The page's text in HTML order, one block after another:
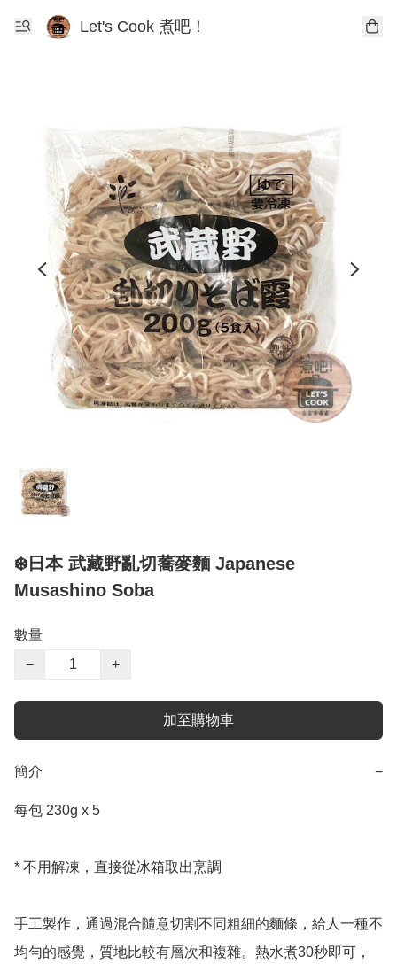
Let's Cook 煮吧！
❄️日本 武藏野亂切蕎麥麵 Japanese
Musashino Soba
數量
−
+
加至購物車
簡介 −
每包 230g x 5
* 不用解凍，直接從冰箱取出烹調
手工製作，通過混合隨意切割不同粗細的麵條，給人一種不
均勻的感覺，質地比較有層次和複雜。熱水煮30秒即可，